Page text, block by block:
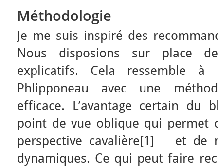
Méthodologie
Je me suis inspiré des
Nous disposions sur place
explicatifs. Cela ressemble
Phlipponeau avec une
efficace. L’avantage certain du
point de vue oblique qui permet
perspective cavalière[1] et de
dynamiques. Ce qui peut faire